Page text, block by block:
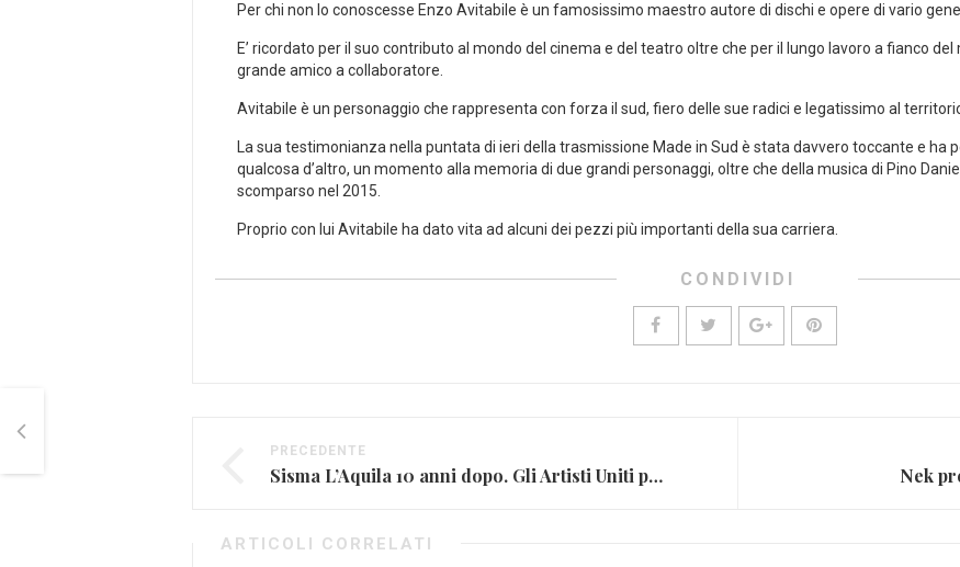
Per chi non lo conoscesse Enzo Avitabile è un famosissimo maestro autore di dischi e opere di vario
E’ ricordato per il suo contributo al mondo del cinema e del teatro oltre che per il lungo lavoro a fianco
grande amico a collaboratore.
Avitabile è un personaggio che rappresenta con forza il sud, fiero delle sue radici e legatissimo al
La sua testimonianza nella puntata di ieri della trasmissione Made in Sud è stata davvero toccante e ha
qualcosa d’altro, un momento alla memoria di due grandi personaggi, oltre che della musica di Pino
scomparso nel 2015.
Proprio con lui Avitabile ha dato vita ad alcuni dei pezzi più importanti della sua carriera.
CONDIVIDI
PRECEDENTE
Sisma L’Aquila 10 anni dopo. Gli Artisti Uniti per l’Abruzzo in “Domani” Nek
ARTICOLI CORRELATI